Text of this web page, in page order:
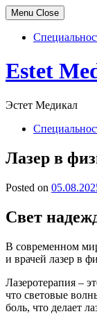
Menu Close
Skip
to
Estet
Эстет Медикал
Лазер в
Posted on
Свет
В современном
и врачей лазер в
Лазеротерапия –
что световые
боль, что делает